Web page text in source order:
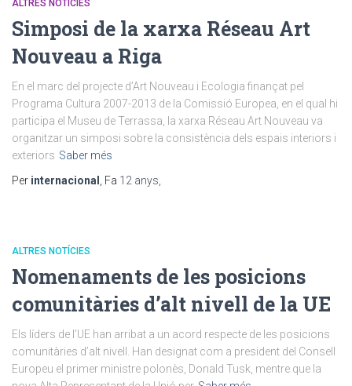
ALTRES NOTÍCIES
Simposi de la xarxa Réseau Art
Nouveau a Riga
En el marc del projecte d’Art Nouveau i Ecologia finançat pel
Programa Cultura 2007-2013 de la Comissió Europea, en el qual hi
participa el Museu de Terrassa, la xarxa Réseau Art Nouveau va
organitzar un simposi sobre la consistència dels espais interiors i
exteriors Saber més
Per internacional , Fa 12 anys
ALTRES NOTÍCIES
Nomenaments de les posicions
comunitàries d’alt nivell de la UE
Els líders de l’UE han arribat a un acord respecte de les posicions
comunitàries d’alt nivell. Han designat com a president del Consell
Europeu el primer ministre polonès, Donald Tusk, mentre que la